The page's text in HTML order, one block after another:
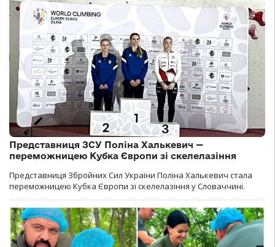
Представниця ЗСУ Поліна Халькевич —
переможницею Кубка Європи зі скелелазіння
Представниця Збройних Сил України Поліна Халькевич стала
переможницею Кубка Європи зі скелелазіння у Словаччині.